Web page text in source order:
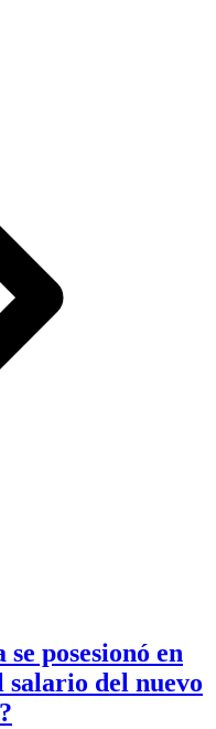
posesionó en
salario del nuevo